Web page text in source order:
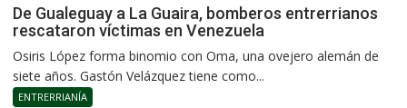
De Gualeguay a La Guaira, bomberos entrerrianos
rescataron víctimas en Venezuela
Osiris López forma binomio con Oma, una ovejero alemán de
siete años. Gastón Velázquez tiene como...
ENTRERRIANÍA